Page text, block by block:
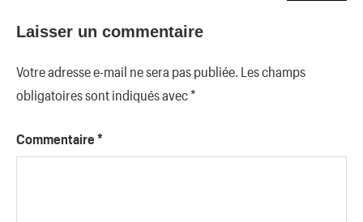
Laisser un commentaire
Votre adresse e-mail ne sera pas publiée. Les champs
obligatoires sont indiqués avec*
Commentaire *